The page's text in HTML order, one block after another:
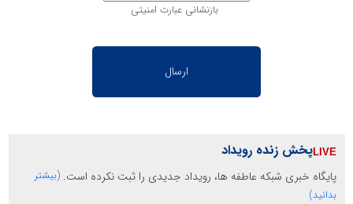
بازنشانی عبارت امنیتی
پخش زنده رویداد
پایگاه خبری شبکه عاطفه ها، رویداد جدیدی را ثبت نکرده است. (بیشتر
بدانید)